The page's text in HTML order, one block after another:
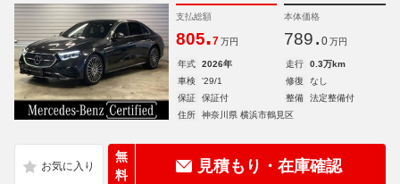
支払総額
805.7 万円
本体価格
789. 0 万円
年式 2026年 走行
0.3万km
車検
'29/1 修復
なし
保証
保証付 整備
法定整備付
住所
神奈川県 横浜市鶴見区
無
料
見積もり・在庫確認